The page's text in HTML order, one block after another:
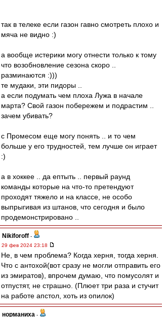
так в телеке если газон гавно смотреть плохо и
мяча не видно :)
а вообще истерики могу отнести только к тому
что возобновление сезона скоро ..
разминаются :)))
те мудаки, эти пидоры ..
а если подумать чем плоха Лужа в начале
марта? Свой газон побережем и подрастим ..
зачем убивать?
с Промесом еще могу понять .. и то чем
больше у его трудностей, тем лучше он играет
:)
а в хоккее .. да ептыть .. первый раунд
команды которые на что-то претендуют
проходят тяжело и на классе, не особо
выпрыгивая из штанов, что сегодня и было
продемонстрировано ..
Nikiforoff -
29 фев 2024 23:18
Не, в чем проблема? Когда херня, тогда херня.
Что с антохой(вот сразу не могли отправить его
из эмиратов), впрочем думаю, что помусолят и
отпустят, не страшно. (Плюет три раза и стучит
на работе апстол, хоть из опилок)
норманиха -